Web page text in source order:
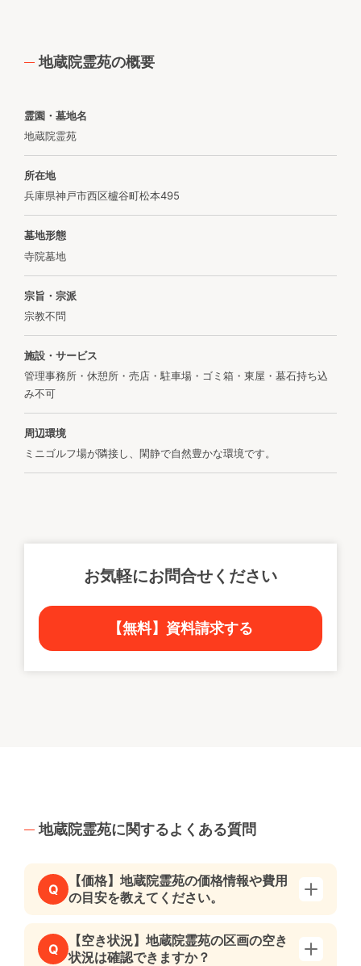
地蔵院霊苑の概要
霊園・墓地名
地蔵院霊苑
所在地
兵庫県神戸市西区櫨谷町松本495
墓地形態
寺院墓地
宗旨・宗派
宗教不問
施設・サービス
管理事務所・休憩所・売店・駐車場・ゴミ箱・東屋・墓石持ち込
み不可
周辺環境
ミニゴルフ場が隣接し、閑静で自然豊かな環境です。
お気軽にお問合せください
【無料】資料請求する
地蔵院霊苑に関するよくある質問
Q
【価格】地蔵院霊苑の価格情報や費用
の目安を教えてください。
Q
【空き状況】地蔵院霊苑の区画の空き
状況は確認できますか？